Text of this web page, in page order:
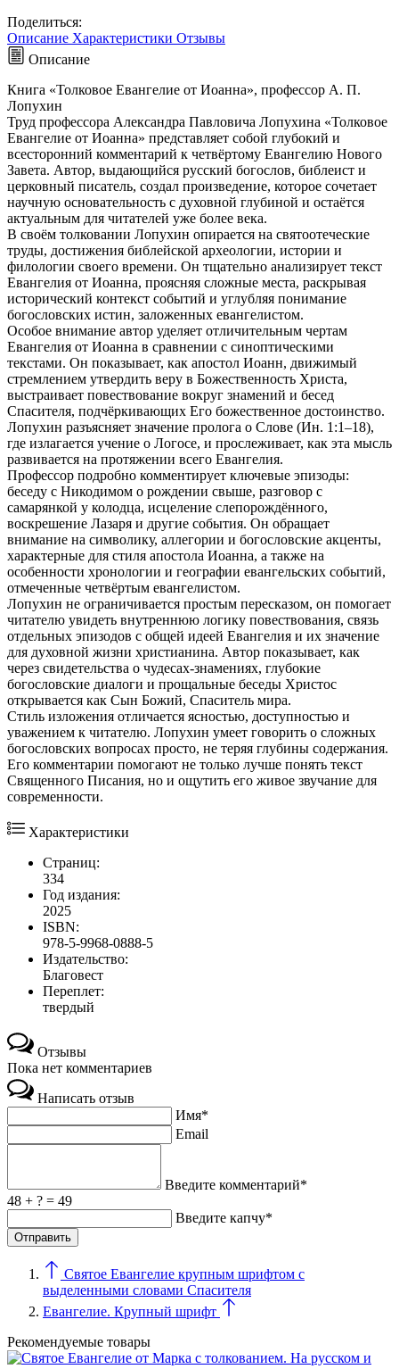
Поделиться:
Описание Характеристики Отзывы
Описание
Книга «Толковое Евангелие от Иоанна», профессор А. П.
Лопухин
Труд профессора Александра Павловича Лопухина «Толковое
Евангелие от Иоанна» представляет собой глубокий и
всесторонний комментарий к четвёртому Евангелию Нового
Завета. Автор, выдающийся русский богослов, библеист и
церковный писатель, создал произведение, которое сочетает
научную основательность с духовной глубиной и остаётся
актуальным для читателей уже более века.
В своём толковании Лопухин опирается на святоотеческие
труды, достижения библейской археологии, истории и
филологии своего времени. Он тщательно анализирует текст
Евангелия от Иоанна, проясняя сложные места, раскрывая
исторический контекст событий и углубляя понимание
богословских истин, заложенных евангелистом.
Особое внимание автор уделяет отличительным чертам
Евангелия от Иоанна в сравнении с синоптическими
текстами. Он показывает, как апостол Иоанн, движимый
стремлением утвердить веру в Божественность Христа,
выстраивает повествование вокруг знамений и бесед
Спасителя, подчёркивающих Его божественное достоинство.
Лопухин разъясняет значение пролога о Слове (Ин. 1:1–18),
где излагается учение о Логосе, и прослеживает, как эта мысль
развивается на протяжении всего Евангелия.
Профессор подробно комментирует ключевые эпизоды:
беседу с Никодимом о рождении свыше, разговор с
самарянкой у колодца, исцеление слепорождённого,
воскрешение Лазаря и другие события. Он обращает
внимание на символику, аллегории и богословские акценты,
характерные для стиля апостола Иоанна, а также на
особенности хронологии и географии евангельских событий,
отмеченные четвёртым евангелистом.
Лопухин не ограничивается простым пересказом, он помогает
читателю увидеть внутреннюю логику повествования, связь
отдельных эпизодов с общей идеей Евангелия и их значение
для духовной жизни христианина. Автор показывает, как
через свидетельства о чудесах‑знамениях, глубокие
богословские диалоги и прощальные беседы Христос
открывается как Сын Божий, Спаситель мира.
Стиль изложения отличается ясностью, доступностью и
уважением к читателю. Лопухин умеет говорить о сложных
богословских вопросах просто, не теряя глубины содержания.
Его комментарии помогают не только лучше понять текст
Священного Писания, но и ощутить его живое звучание для
современности.
Характеристики
Страниц:
334
Год издания:
2025
ISBN:
978-5-9968-0888-5
Издательство:
Благовест
Переплет:
твердый
Отзывы
Пока нет комментариев
Написать отзыв
Имя*
Email
Введите комментарий*
48 + ? = 49
Введите капчу*
Святое Евангелие крупным шрифтом с
выделенными словами Спасителя
Евангелие. Крупный шрифт
Рекомендуемые товары